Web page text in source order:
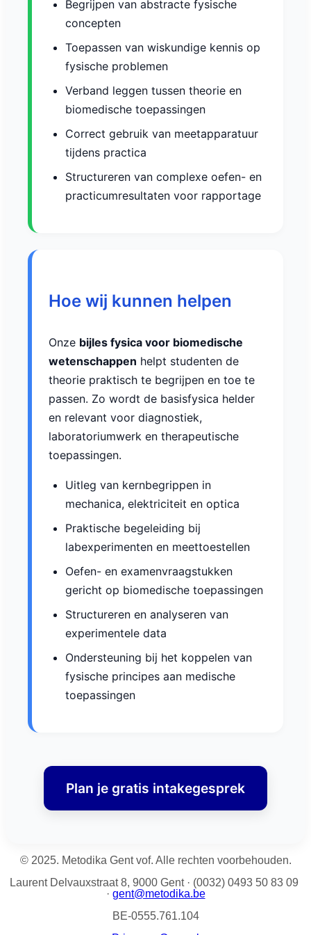
Begrijpen van abstracte fysische
concepten
Toepassen van wiskundige kennis op
fysische problemen
Verband leggen tussen theorie en
biomedische toepassingen
Correct gebruik van meetapparatuur
tijdens practica
Structureren van complexe oefen- en
practicumresultaten voor rapportage
Hoe wij kunnen helpen
Onze bijles fysica voor biomedische
wetenschappen helpt studenten de
theorie praktisch te begrijpen en toe te
passen. Zo wordt de basisfysica helder
en relevant voor diagnostiek,
laboratoriumwerk en therapeutische
toepassingen.
Uitleg van kernbegrippen in
mechanica, elektriciteit en optica
Praktische begeleiding bij
labexperimenten en meettoestellen
Oefen- en examenvraagstukken
gericht op biomedische toepassingen
Structureren en analyseren van
experimentele data
Ondersteuning bij het koppelen van
fysische principes aan medische
toepassingen
Plan je gratis intakegesprek
© 2025. Metodika Gent vof. Alle rechten voorbehouden.
Laurent Delvauxstraat 8, 9000 Gent · (0032) 0493 50 83 09
· gent@metodika.be
BE-0555.761.104